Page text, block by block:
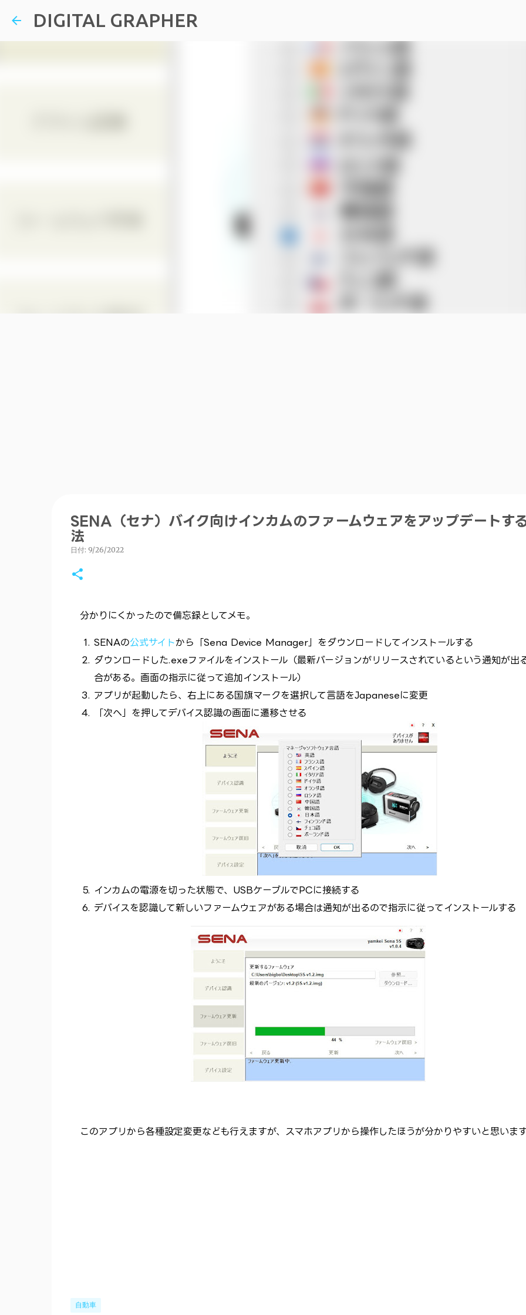
DIGITAL GRAPHER
SENA（セナ）バイク向けインカムのファームウェアをアップデートす
法
日付: 9/26/2022
分かりにくかったので備忘録としてメモ。
SENAの公式サイトから「Sena Device Manager」をダウンロードしてインストールする
ダウンロードした.exeファイルをインストール（最新バージョンがリリースされているという通知が出
合がある。画面の指示に従って追加インストール）
アプリが起動したら、右上にある国旗マークを選択して言語をJapaneseに変更
「次へ」を押してデバイス認識の画面に遷移させる
インカムの電源を切った状態で、USBケーブルでPCに接続する
デバイスを認識して新しいファームウェアがある場合は通知が出るので指示に従ってインストールする
このアプリから各種設定変更なども行えますが、スマホアプリから操作したほうが分かりやすいと思いま
自動車